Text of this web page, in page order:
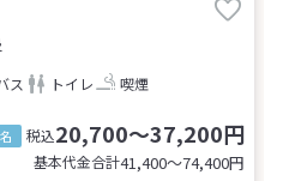
ス トイレ 喫煙
税込20,700～37,200円
基本代金合計41,400〜74,400円